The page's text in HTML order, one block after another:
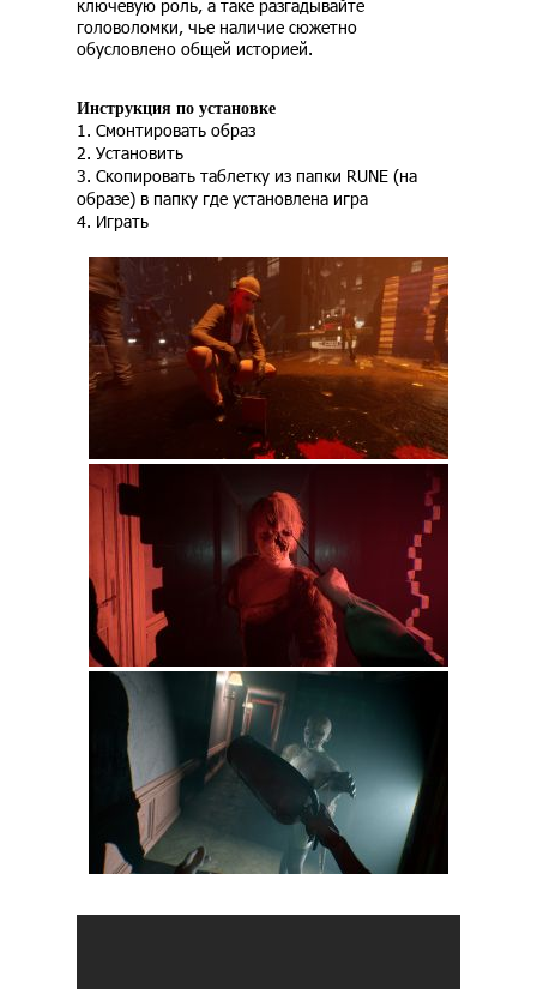
ключевую роль, а таке разгадывайте
головоломки, чье наличие сюжетно
обусловлено общей историей.
Инструкция по установке
1. Смонтировать образ
2. Установить
3. Скопировать таблетку из папки RUNE (на
образе) в папку где установлена игра
4. Играть